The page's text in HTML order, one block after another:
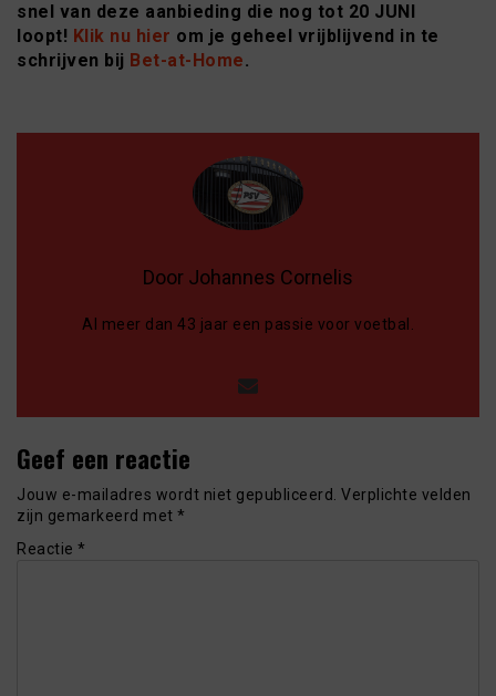
snel van deze aanbieding die nog tot 20 JUNI
loopt! Klik nu hier om je geheel vrijblijvend in te
schrijven bij Bet-at-Home.
Door Johannes Cornelis
Al meer dan 43 jaar een passie voor voetbal.
Geef een reactie
Jouw e-mailadres wordt niet gepubliceerd. Verplichte velden
zijn gemarkeerd met *
Reactie *